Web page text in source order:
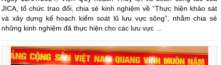
JICA, tổ chức trao đổi, chia sẻ kinh nghiệm về “Thực hiện khảo sát
và xây dựng kế hoạch kiểm soát lũ lưu vực sông”, nhằm chia sẻ
những kinh nghiệm đã thực hiện cho các lưu vực ...